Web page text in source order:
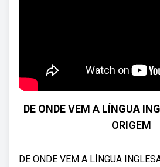
DE ONDE VEM A LÍNGUA
ORIGEM
DE ONDE VEM A LÍNGUA